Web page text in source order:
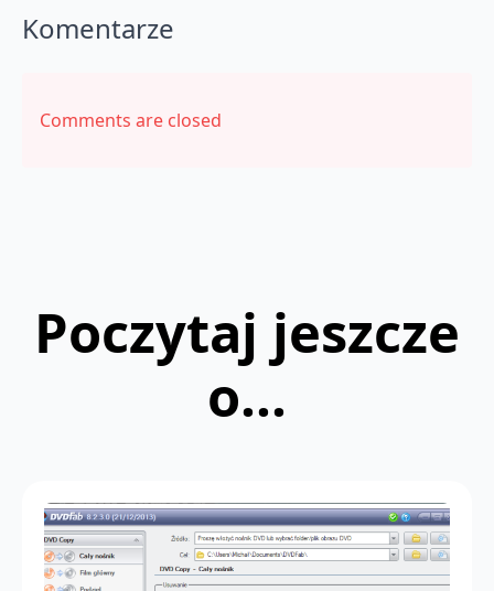
Komentarze
Comments are closed
Poczytaj jeszcze
o...